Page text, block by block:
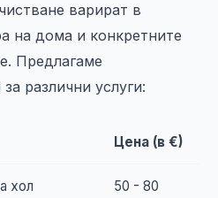
варират в
на дома и конкретните
Предлагаме
различни услуги:
Цена (в €)
хол 50 - 80